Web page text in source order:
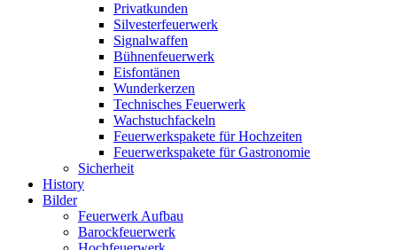
Privatkunden
Silvesterfeuerwerk
Signalwaffen
Bühnenfeuerwerk
Eisfontänen
Wunderkerzen
Technisches Feuerwerk
Wachstuchfackeln
Feuerwerkspakete für Hochzeiten
Feuerwerkspakete für Gastronomie
Sicherheit
History
Bilder
Feuerwerk Aufbau
Barockfeuerwerk